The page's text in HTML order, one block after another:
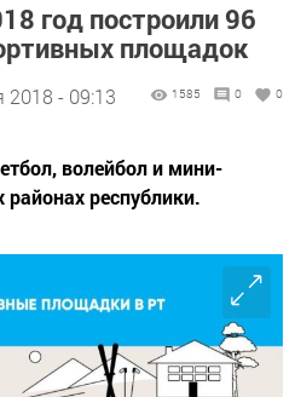
год построили 96
площадок
2018 - 09:13 1585 0 0
волейбол и мини-
районах республики.